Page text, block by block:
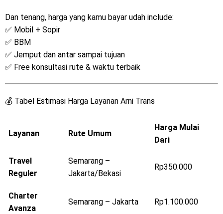
Dan tenang, harga yang kamu bayar udah include:
✅ Mobil + Sopir
✅ BBM
✅ Jemput dan antar sampai tujuan
✅ Free konsultasi rute & waktu terbaik
💰 Tabel Estimasi Harga Layanan Arni Trans
Layanan Rute Umum
Harga Mulai
Dari
Travel
Reguler
Semarang –
Jakarta/Bekasi
Rp350.000
Charter
Avanza
Semarang – Jakarta Rp1.100.000